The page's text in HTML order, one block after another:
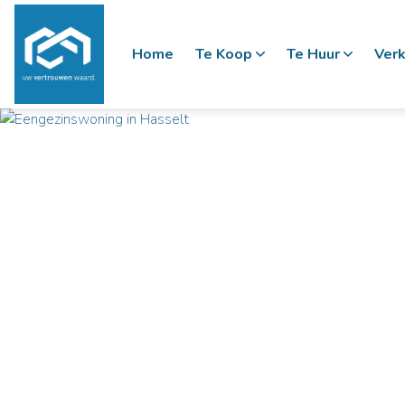
Home Te Koop Te Huur